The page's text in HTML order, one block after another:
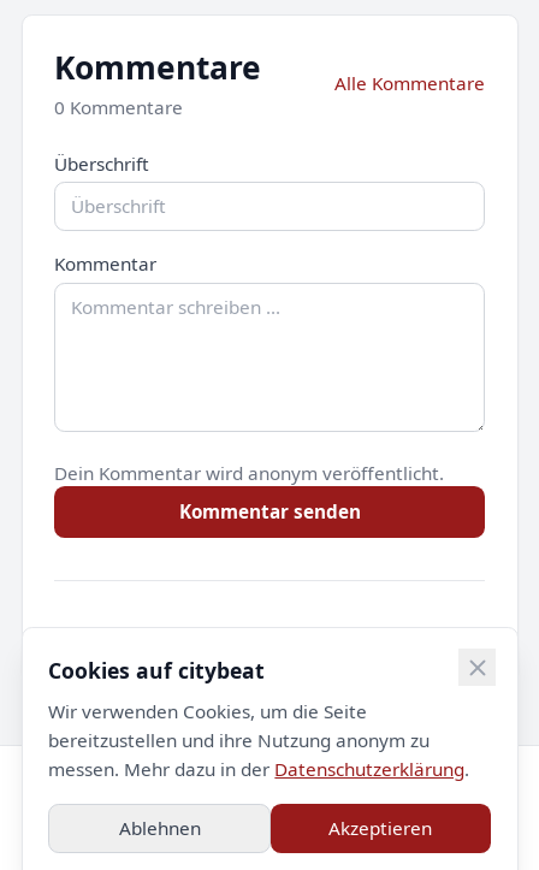
Kommentare
0 Kommentare
Alle Kommentare
Überschrift
Kommentar
Dein Kommentar wird anonym veröffentlicht.
Kommentar senden
Noch keine Kommentare.
© 2026 citybeat. Alle Rechte vorbehalten.
Impressum
Datenschutz Kontakt
Cookies auf citybeat
Wir verwenden Cookies, um die Seite
bereitzustellen und ihre Nutzung anonym zu
messen. Mehr dazu in der Datenschutzerklärung.
Ablehnen Akzeptieren